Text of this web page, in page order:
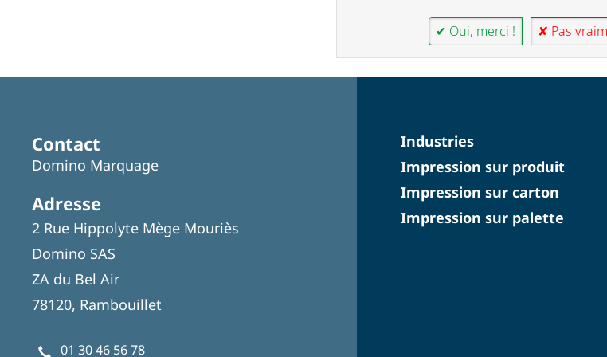
✔ Oui, merci ! ✘ Pas
Contact
Domino Marquage
Adresse
2 Rue Hippolyte Mège Mouriès
Domino SAS
ZA du Bel Air
78120, Rambouillet
01 30 46 56 78
Industries
Impression sur produit
Impression sur carton
Impression sur palette